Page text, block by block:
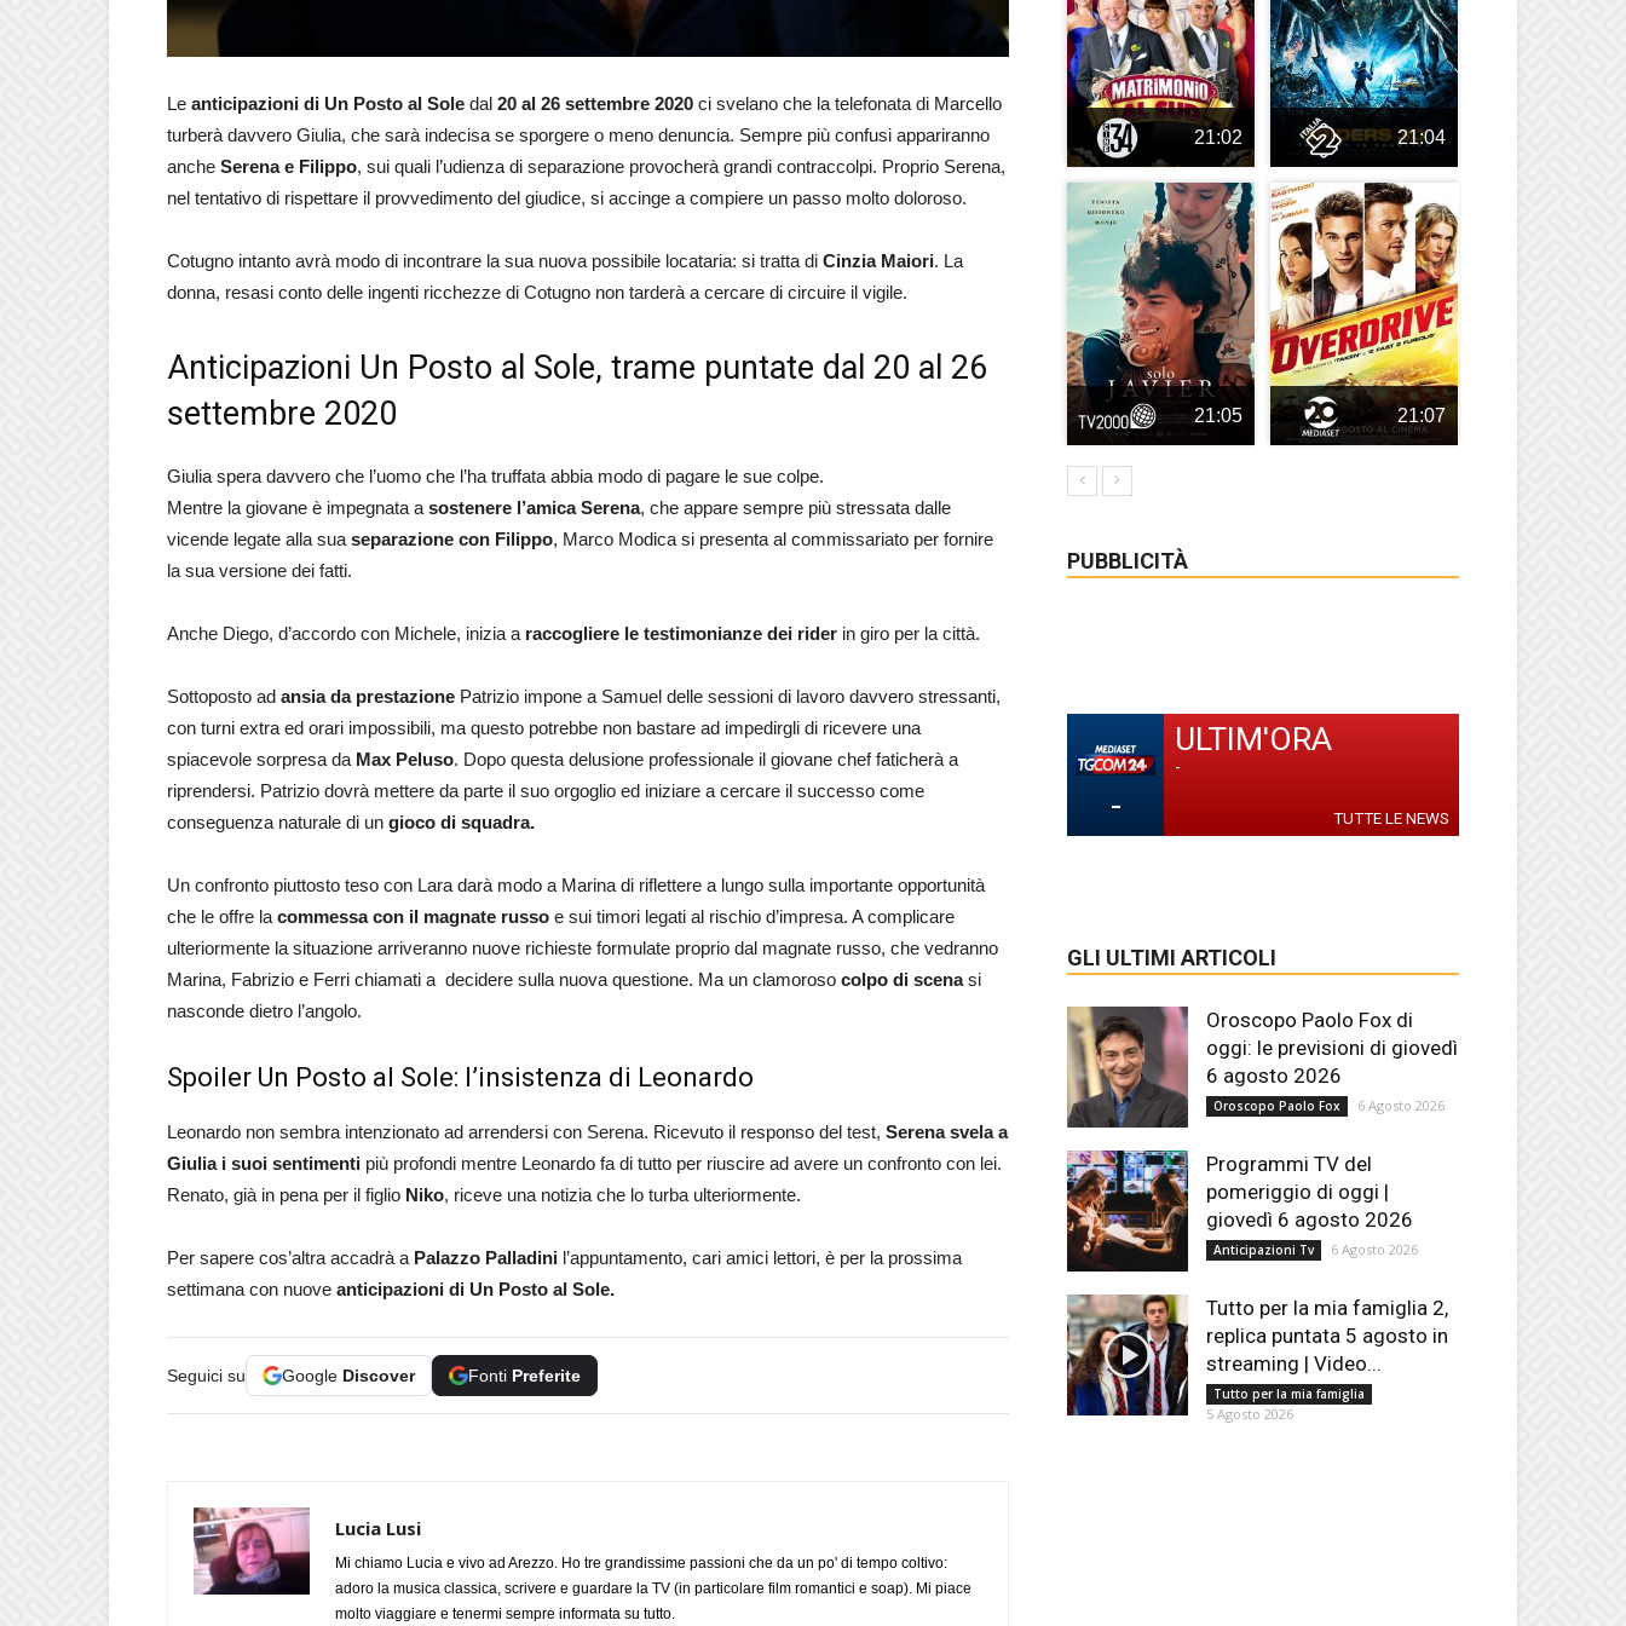
Le anticipazioni di Un Posto al Sole dal 20 al 26 settembre 2020 ci svelano che la telefonata di Marcello
turberà davvero Giulia, che sarà indecisa se sporgere o meno denuncia. Sempre più confusi appariranno
anche Serena e Filippo, sui quali l’udienza di separazione provocherà grandi contraccolpi. Proprio Serena,
nel tentativo di rispettare il provvedimento del giudice, si accinge a compiere un passo molto doloroso.
Cotugno intanto avrà modo di incontrare la sua nuova possibile locataria: si tratta di Cinzia Maiori. La
donna, resasi conto delle ingenti ricchezze di Cotugno non tarderà a cercare di circuire il vigile.
Anticipazioni Un Posto al Sole, trame puntate dal 20 al 26
settembre 2020
Giulia spera davvero che l’uomo che l’ha truffata abbia modo di pagare le sue colpe.
Mentre la giovane è impegnata a sostenere l’amica Serena, che appare sempre più stressata dalle
vicende legate alla sua separazione con Filippo, Marco Modica si presenta al commissariato per fornire
la sua versione dei fatti.
Anche Diego, d’accordo con Michele, inizia a raccogliere le testimonianze dei rider in giro per la città.
Sottoposto ad ansia da prestazione Patrizio impone a Samuel delle sessioni di lavoro davvero stressanti,
con turni extra ed orari impossibili, ma questo potrebbe non bastare ad impedirgli di ricevere una
spiacevole sorpresa da Max Peluso. Dopo questa delusione professionale il giovane chef faticherà a
riprendersi. Patrizio dovrà mettere da parte il suo orgoglio ed iniziare a cercare il successo come
conseguenza naturale di un gioco di squadra.
Un confronto piuttosto teso con Lara darà modo a Marina di riflettere a lungo sulla importante opportunità
che le offre la commessa con il magnate russo e sui timori legati al rischio d’impresa. A complicare
ulteriormente la situazione arriveranno nuove richieste formulate proprio dal magnate russo, che vedranno
Marina, Fabrizio e Ferri chiamati a decidere sulla nuova questione. Ma un clamoroso colpo di scenasi
nasconde dietro l’angolo.
Spoiler Un Posto al Sole: l’insistenza di Leonardo
Leonardo non sembra intenzionato ad arrendersi con Serena. Ricevuto il responso del test, Serena svela a
Giulia i suoi sentimenti più profondi mentre Leonardo fa di tutto per riuscire ad avere un confronto con lei.
Renato, già in pena per il figlio Niko, riceve una notizia che lo turba ulteriormente.
Per sapere cos’altra accadrà a Palazzo Palladini l’appuntamento, cari amici lettori, è per la prossima
settimana con nuove anticipazioni di Un Posto al Sole.
Seguici su Google Discover Fonti Preferite
Lucia Lusi
Mi chiamo Lucia e vivo ad Arezzo. Ho tre grandissime passioni che da un po' di tempo coltivo:
adoro la musica classica, scrivere e guardare la TV (in particolare film romantici e soap). Mi piace
molto viaggiare e tenermi sempre informata su tutto.
21:02 21:04
21:05 21:07
PUBBLICITÀ
-
ULTIM'ORA
-
TUTTE LE NEWS
GLI ULTIMI ARTICOLI
Oroscopo Paolo Fox di
oggi: le previsioni di giovedì
6 agosto 2026
Oroscopo Paolo Fox 6 Agosto 2026
Programmi TV del
pomeriggio di oggi |
giovedì 6 agosto 2026
Anticipazioni Tv 6 Agosto 2026
Tutto per la mia famiglia 2,
replica puntata 5 agosto in
streaming | Video...
Tutto per la mia famiglia
5 Agosto 2026